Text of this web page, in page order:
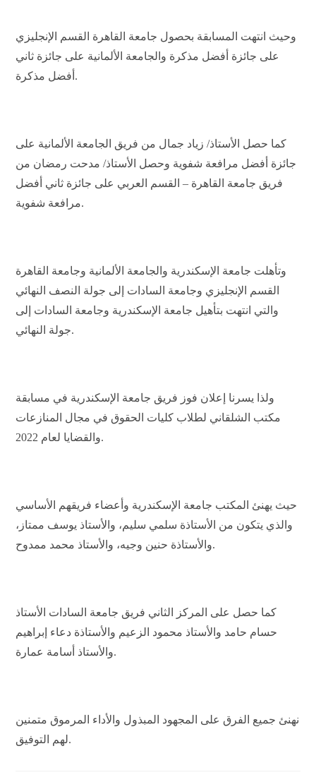
وحيث انتهت المسابقة بحصول جامعة القاهرة القسم الإنجليزي
على جائزة أفضل مذكرة والجامعة الألمانية على جائزة ثاني
أفضل مذكرة.
كما حصل الأستاذ/ زياد جمال من فريق الجامعة الألمانية على
جائزة أفضل مرافعة شفوية وحصل الأستاذ/ مدحت رمضان من
فريق جامعة القاهرة – القسم العربي على جائزة ثاني أفضل
مرافعة شفوية.
وتأهلت جامعة الإسكندرية والجامعة الألمانية وجامعة القاهرة
القسم الإنجليزي وجامعة السادات إلى جولة النصف النهائي
والتي انتهت بتأهيل جامعة الإسكندرية وجامعة السادات إلى
جولة النهائي.
ولذا يسرنا إعلان فوز فريق جامعة الإسكندرية في مسابقة
مكتب الشلقاني لطلاب كليات الحقوق في مجال المنازعات
والقضايا لعام 2022.
حيث يهنئ المكتب جامعة الإسكندرية وأعضاء فريقهم الأساسي
والذي يتكون من الأستاذة سلمي سليم، والأستاذ يوسف ممتاز،
والأستاذة حنين وجيه، والأستاذ محمد ممدوح.
كما حصل على المركز الثاني فريق جامعة السادات الأستاذ
حسام حامد والأستاذ محمود الزعيم والأستاذة دعاء إبراهيم
والأستاذ أسامة عمارة.
نهنئ جميع الفرق على المجهود المبذول والأداء المرموق متمنين
لهم التوفيق.